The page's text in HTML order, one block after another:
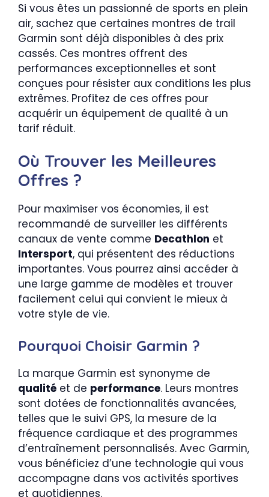
Si vous êtes un passionné de sports en plein
air, sachez que certaines montres de trail
Garmin sont déjà disponibles à des prix
cassés. Ces montres offrent des
performances exceptionnelles et sont
conçues pour résister aux conditions les plus
extrêmes. Profitez de ces offres pour
acquérir un équipement de qualité à un
tarif réduit.
Où Trouver les Meilleures
Offres ?
Pour maximiser vos économies, il est
recommandé de surveiller les différents
canaux de vente comme Decathlon et
Intersport, qui présentent des réductions
importantes. Vous pourrez ainsi accéder à
une large gamme de modèles et trouver
facilement celui qui convient le mieux à
votre style de vie.
Pourquoi Choisir Garmin ?
La marque Garmin est synonyme de
qualité et de performance. Leurs montres
sont dotées de fonctionnalités avancées,
telles que le suivi GPS, la mesure de la
fréquence cardiaque et des programmes
d’entraînement personnalisés. Avec Garmin,
vous bénéficiez d’une technologie qui vous
accompagne dans vos activités sportives
et quotidiennes.